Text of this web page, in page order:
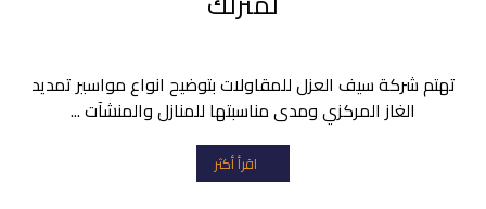
تهتم شركة سيف العزل للمقاولات بتوضيح انواع مواسير تمديد
الغاز المركزي ومدى مناسبتها للمنازل والمنشآت ...
اقرأ أكثر